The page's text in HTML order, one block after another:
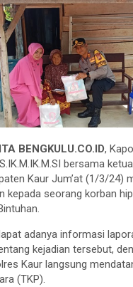
BENGKULU.CO.ID,
bersama
Kaur Jum’at (1/3/24)
kepada seorang korban
adanya informasi
kejadian tersebut,
Kaur langsung
(TKP).